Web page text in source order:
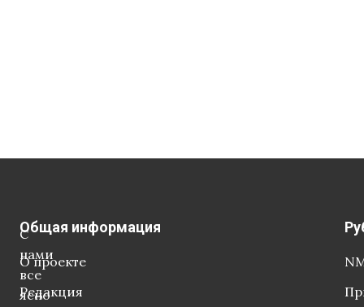
С
нами
все
ясно
Общая информация
О проекте
Редакция